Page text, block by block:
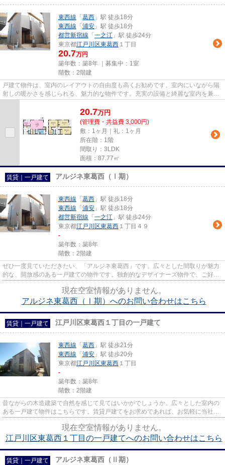
東西線 「 葛西 」駅 徒歩18分
東西線 「 浦安 」駅 徒歩18分
都営新宿線 「 一之江 」駅 徒歩24分
東京都江戸川区東葛西 １丁目
20.7万円
築年数：築8年 ｜募集中： 1室
階数：2階建
戸建て物件は、室内のレイアウトの自由度も高くお勧めです。室内にいながら陽
射しの暖かさを感じられる、魅力的な物件です。充実の設備と綺麗な室内を兼ね
20.7万円
(管理費・共益費 3,000円)
敷：1ヶ月｜礼：1ヶ月
所在階：1階
間取り：3LDK
面積：87.77㎡
賃貸｜一戸建て アルジネ東葛西（Ⅰ期）
東西線 「 葛西 」駅 徒歩18分
東西線 「 浦安 」駅 徒歩18分
都営新宿線 「 一之江 」駅 徒歩24分
東京都江戸川区東葛西 １丁目４９
-
築年数：築8年
階数：2階建
ぜひ一度見ていただきたい、「アルジネ東葛西」です。広々とした間取りが魅力
的な、開放感のある一戸建ての物件です。独創的なデザイナーズ物件で、ご好評
現在空室情報がありません。
アルジネ東葛西（Ⅰ期）へのお問い合わせはこちら
賃貸｜一戸建て 江戸川区東葛西１丁目の一戸建て
東西線 「 葛西 」駅 徒歩21分
東西線 「 浦安 」駅 徒歩20分
東京都江戸川区東葛西 １丁目
-
築年数：築8年
階数：2階建
昔ながらの木造建築で自然を感じて見てはいかがでしょうか。広々とした室内の
ある一戸建て物件はこちらです。賃貸戸建てをお求めであれば、お気軽に当社へ
現在空室情報がありません。
江戸川区東葛西１丁目の一戸建てへのお問い合わせはこちら
賃貸｜一戸建て アルジネ東葛西（Ⅱ期）